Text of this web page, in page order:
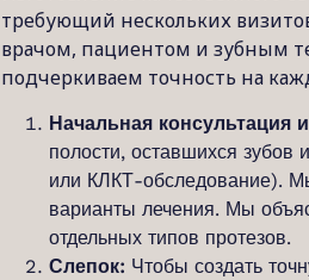
требующий нескольких
врачом, пациентом и зубным
подчеркиваем точность на
Начальная консультация
полости, оставшихся зубов
или КЛКТ-обследование).
варианты лечения. Мы
отдельных типов протезов.
Слепок: Чтобы создать